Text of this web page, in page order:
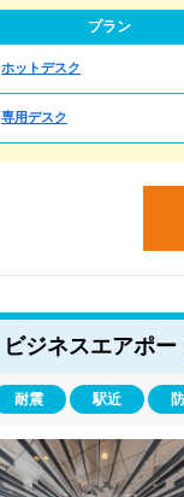
プラン
ホットデスク
専用デスク
ビジネスエアポー
耐震 駅近